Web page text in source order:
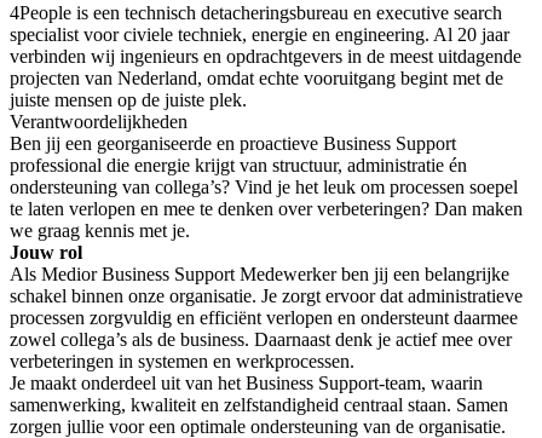
4People is een technisch detacheringsbureau en executive search
specialist voor civiele techniek, energie en engineering. Al 20 jaar
verbinden wij ingenieurs en opdrachtgevers in de meest uitdagende
projecten van Nederland, omdat echte vooruitgang begint met de
juiste mensen op de juiste plek.
Verantwoordelijkheden
Ben jij een georganiseerde en proactieve Business Support
professional die energie krijgt van structuur, administratie én
ondersteuning van collega’s? Vind je het leuk om processen soepel
te laten verlopen en mee te denken over verbeteringen? Dan maken
we graag kennis met je.
Jouw rol
Als Medior Business Support Medewerker ben jij een belangrijke
schakel binnen onze organisatie. Je zorgt ervoor dat administratieve
processen zorgvuldig en efficiënt verlopen en ondersteunt daarmee
zowel collega’s als de business. Daarnaast denk je actief mee over
verbeteringen in systemen en werkprocessen.
Je maakt onderdeel uit van het Business Support-team, waarin
samenwerking, kwaliteit en zelfstandigheid centraal staan. Samen
zorgen jullie voor een optimale ondersteuning van de organisatie.